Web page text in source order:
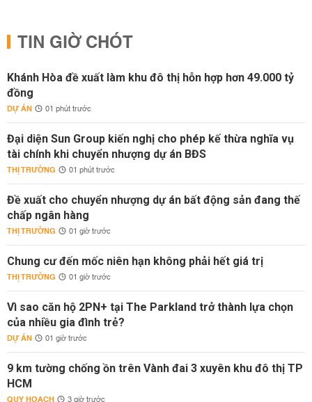
TIN GIỜ CHÓT
Khánh Hòa đề xuất làm khu đô thị hỗn hợp hơn 49.000 tỷ
đồng
DỰ ÁN 01 phút trước
Đại diện Sun Group kiến nghị cho phép kế thừa nghĩa vụ
tài chính khi chuyển nhượng dự án BĐS
THỊ TRƯỜNG 01 phút trước
Đề xuất cho chuyển nhượng dự án bất động sản đang thế
chấp ngân hàng
THỊ TRƯỜNG 01 giờ trước
Chung cư đến mốc niên hạn không phải hết giá trị
THỊ TRƯỜNG 01 giờ trước
Vì sao căn hộ 2PN+ tại The Parkland trở thành lựa chọn
của nhiều gia đình trẻ?
DỰ ÁN 01 giờ trước
9 km tường chống ồn trên Vành đai 3 xuyên khu đô thị TP
HCM